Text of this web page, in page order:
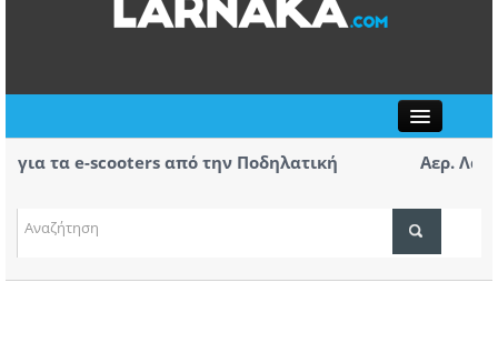
ΤΟΠΙΚΑ ΝΕΑ
scooters από την Ποδηλατική
Αερ. Λάρνακας /
(ΒΙΝΤΕΟ)